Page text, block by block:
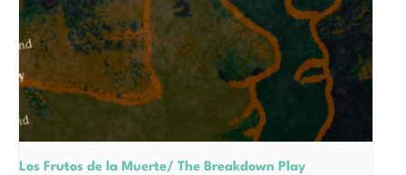
Los Frutos de la Muerte/ The Breakdown Play